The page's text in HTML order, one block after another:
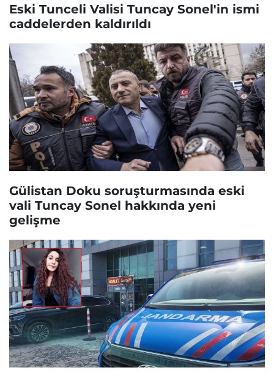
Eski Tunceli Valisi Tuncay Sonel'in ismi
caddelerden kaldırıldı
Gülistan Doku soruşturmasında eski
vali Tuncay Sonel hakkında yeni
gelişme